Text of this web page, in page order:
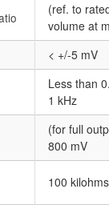
(ref. to
volume at
< +/-5 mV
Less than
1 kHz
(for full
800 mV
100 kilohms